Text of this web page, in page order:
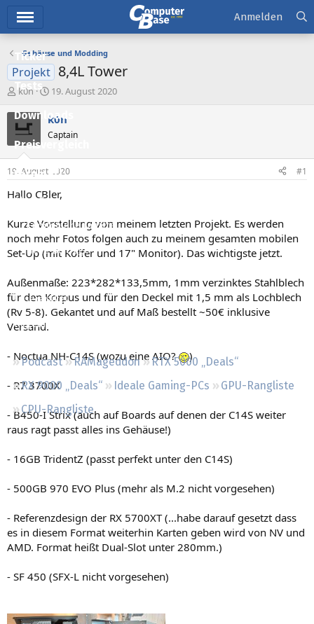
Ticker
Tests
Downloads
Preisvergleich
Forum
Aktuelles
Empfohlene Inhalte
Neue Beiträge
Leserartikel
Regeln
Podcast RAMageddon
RTX 5000 „Deals“
RX 9000 „Deals“
Ideale Gaming-PCs
GPU-Rangliste
CPU-Rangliste
Anmelden
Gehäuse und Modding
Projekt 8,4L Tower
E
s
t
e
e
r
k0n
E
s
e
t
a
19. August 2020
k0n
Captain
19. August 2020 #1
Hallo CBler,
Kurze Vorstellung von meinem letzten Projekt. Es werden
noch mehr Fotos folgen auch zu meinem gesamten mobilen
Set-Up (mit Koffer und 17" Monitor). Das wichtigste jetzt.
Außenmaße: 223*282*133,5mm, 1mm verzinktes Stahlblech
für den Korpus und für den Deckel mit 1,5 mm als Lochblech
(Rv 5-8). Gekantet und auf Maß bestellt ~50€ inklusive
Versand.
- Noctua NH-C14S (wozu eine AIO? )
- R7 3700X
- B450-I Strix (auch auf Boards auf denen der C14S weiter
raus ragt passt alles ins Gehäuse!)
- 16GB TridentZ (passt perfekt unter den C14S)
- 500GB 970 EVO Plus (mehr als M.2 nicht vorgesehen)
- Referenzdesign der RX 5700XT (...habe darauf gesetzt dass
es in diesem Format weiterhin Karten geben wird von NV und
AMD. Format heißt Dual-Slot unter 280mm.)
- SF 450 (SFX-L nicht vorgesehen)